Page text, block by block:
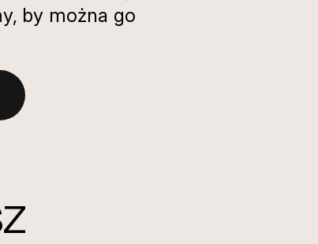
by można go